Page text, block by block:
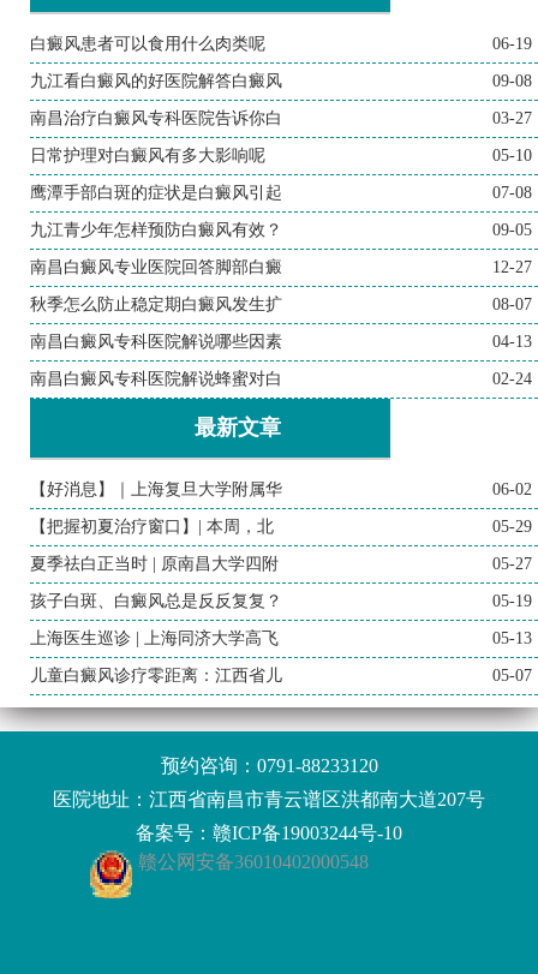
白癜风患者可以食用什么肉类呢 06-19
九江看白癜风的好医院解答白癜风 09-08
南昌治疗白癜风专科医院告诉你白 03-27
日常护理对白癜风有多大影响呢 05-10
鹰潭手部白斑的症状是白癜风引起 07-08
九江青少年怎样预防白癜风有效？ 09-05
南昌白癜风专业医院回答脚部白癜 12-27
秋季怎么防止稳定期白癜风发生扩 08-07
南昌白癜风专科医院解说哪些因素 04-13
南昌白癜风专科医院解说蜂蜜对白 02-24
最新文章
【好消息】｜上海复旦大学附属华 06-02
【把握初夏治疗窗口】| 本周，北 05-29
夏季祛白正当时 | 原南昌大学四附 05-27
孩子白斑、白癜风总是反反复复？ 05-19
上海医生巡诊 | 上海同济大学高飞 05-13
儿童白癜风诊疗零距离：江西省儿 05-07
预约咨询： 0791-88233120
医院地址：江西省南昌市青云谱区洪都南大道207号
备案号： 赣ICP备19003244号-10
赣公网安备36010402000548